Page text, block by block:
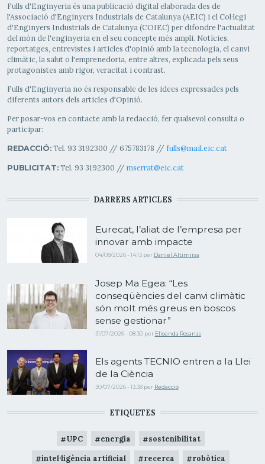
Fulls d'Enginyeria és una publicació digital elaborada des de
l'Associació d'Enginyers Industrials de Catalunya (AEIC) i el Col·legi
d'Enginyers Industrials de Catalunya (COIEC) per difondre l'actualitat
del món de l'enginyeria en el seu concepte més ampli. Notícies,
reportatges, entrevistes i articles d'opinió amb la tecnologia, el canvi
climàtic, la salut o l'emprenedoria, entre altres, explicada pels seus
protagonistes amb rigor, veracitat i contrast.
Fulls d'Enginyeria no és responsable de les idees expressades pels
diferents autors dels articles d'Opinió.
Per posar-vos en contacte amb la redacció, fer qualsevol consulta o
participar:
REDACCIÓ:Tel. 93 3192300 // 675783178 // fulls@mail.eic.cat
PUBLICITAT:Tel. 93 3192300 // mserrat@eic.cat
DARRERS ARTICLES
Eurecat, l’aliat de l’empresa per
innovar amb impacte
04/08/2026 - 14:13 per Daniel Altimiras
Josep Ma Egea: “Les
conseqüències del canvi climàtic
són molt més greus en boscos
sense gestionar”
31/07/2026 - 08:30 per Elisenda Rosanas
Els agents TECNIO entren a la Llei
de la Ciència
30/07/2026 - 13:38 per Redacció
ETIQUETES
UPC energia sostenibilitat
intel·ligència artificial recerca robòtica